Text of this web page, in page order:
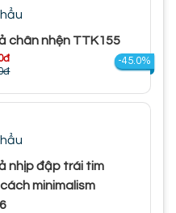
chân nhện TTK155
-45.0%
nhịp đập trái tim
minimalism